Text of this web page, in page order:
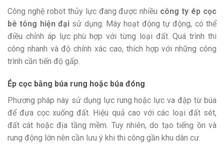
Công nghệ robot thủy lực đang được nhiều công ty ép cọc
bê tông hiện đại sử dụng. Máy hoạt động tự động, có thể
điều chỉnh áp lực phù hợp với từng loại đất. Quá trình thi
công nhanh và độ chính xác cao, thích hợp với những công
trình cần tiến độ gấp.
Ép cọc bằng búa rung hoặc búa đóng
Phương pháp này sử dụng lực rung hoặc lực va đập từ búa
để đưa cọc xuống đất. Hiệu quả cao với các loại đất sét,
đất cát hoặc địa tầng mềm. Tuy nhiên, do tạo tiếng ồn và
rung động lớn nên cần lưu ý khi thi công gần khu dân cư.